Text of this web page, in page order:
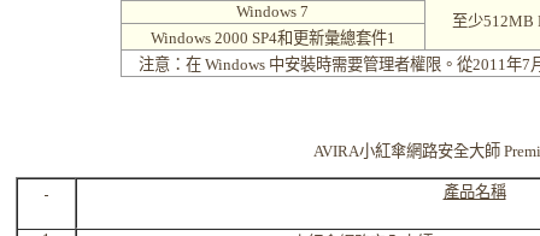
至少512MB
Windows 7
Windows 2000 SP4和更新彙總套件1
注意：在 Windows 中安裝時需要管理者權限。從2011年7
AVIRA小紅傘網路安全大師
產品名稱